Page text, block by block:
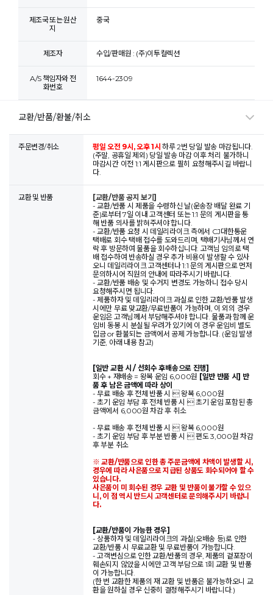
제조국 또는 원산
지
중국
제조자 수입/판매원 : (주)이투컬렉션
A/S 책임자와 전
화번호
1644-2309
교환/반품/환불/취소
주문변경/취소 평일 오전 9시, 오후 1시하루 2번 당일 발송 마감됩니다.
(주말, 공휴일 제외) 당일 발송 마감 이후 처리 불가하니
마감시간 이전 1:1 게시판으로 필히 요청해주시길 바랍니
다.
교환 및 반품
[교환/반품 공지 보기]
- 교환/반품 시 제품을 수령하신 날(운송장 배달 완료 기
준)로부터 7일 이내 고객센터 또는 1:1 문의 게시판을 통
해 반품 의사를 밝혀주셔야 합니다.
- 교환/반품 요청 시 데일리라이크 측에서 CJ대한통운
택배로 회수 택배 접수를 도와드리며, 택배기사님께서 연
락 후 방문하여 물품을 회수하십니다. 고객님 임의로 택
배 접수하여 반송하실 경우 추가 비용이 발생할 수 있사
오니 데일리라이크 고객센터나 1:1 문의 게시판으로 먼저
문의하시어 직원의 안내에 따라주시기 바랍니다.
- 교환/반품 배송 및 수거지 변경도 가능하니 접수 당시
요청해주시면 됩니다.
- 제품하자 및 데일리라이크 과실로 인한 교환/반품 발생
시에만 무료 맞교환/무료반품이 가능하며, 이 외의 경우
운임은 고객님께서 부담해주셔야 합니다. 물품과 함께 운
임비 동봉 시 분실될 우려가 있기에 이 경우 운임비 별도
입금 or 환불되는 금액에서 공제 가능합니다. (운임 발생
기준, 아래 내용 참고)
[일반 교환 시 / 선회수 후배송으로 진행]
회수 + 재배송 = 왕복 운임 6,000원 [일반 반품 시] 반
품 후 남은 금액에 따라 상이
- 무료 배송 후 전체 반품 시  왕복 6,000원
- 초기 운임 부담 후 전체 반품 시  초기 운임 포함된 총
금액에서 6,000원 차감 후 취소
- 무료 배송 후 전체 반품 시  왕복 6,000원
- 초기 운임 부담 후 부분 반품 시  편도 3,000원 차감
후 부분 취소
※ 교환/반품으로 인한 총 주문금액에 차액이 발생할 시,
경우에 따라 사은품으로 지급된 상품도 회수되어야 할 수
있습니다.
사은품이 미 회수된 경우 교환 및 반품이 불가할 수 있으
니, 이 점 역시 반드시 고객센터로 문의해주시기 바랍니
다.
[교환/반품이 가능한 경우]
- 상품하자 및 데일리라이크의 과실(오배송 등)로 인한
교환/반품 시 무료교환 및 무료반품이 가능합니다.
- 고객변심으로 인한 교환/반품의 경우, 제품의 겉포장이
훼손되지 않았을 시에만 고객 부담으로 1회 교환 및 반품
이 가능합니다.
(한 번 교환한 제품의 재 교환 및 반품은 불가능하오니 교
환을 원하실 경우 신중히 결정해주시기 바랍니다.)